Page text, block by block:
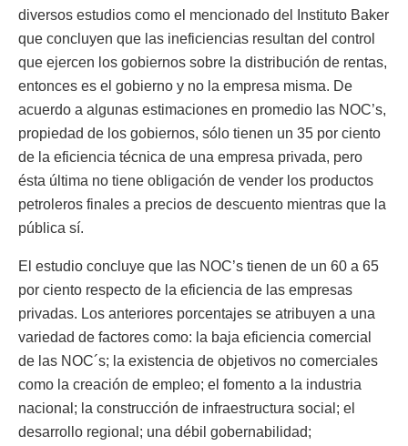
diversos estudios como el mencionado del Instituto Baker
que concluyen que las ineficiencias resultan del control
que ejercen los gobiernos sobre la distribución de rentas,
entonces es el gobierno y no la empresa misma. De
acuerdo a algunas estimaciones en promedio las NOC’s,
propiedad de los gobiernos, sólo tienen un 35 por ciento
de la eficiencia técnica de una empresa privada, pero
ésta última no tiene obligación de vender los productos
petroleros finales a precios de descuento mientras que la
pública sí.
El estudio concluye que las NOC’s tienen de un 60 a 65
por ciento respecto de la eficiencia de las empresas
privadas. Los anteriores porcentajes se atribuyen a una
variedad de factores como: la baja eficiencia comercial
de las NOC´s; la existencia de objetivos no comerciales
como la creación de empleo; el fomento a la industria
nacional; la construcción de infraestructura social; el
desarrollo regional; una débil gobernabilidad;